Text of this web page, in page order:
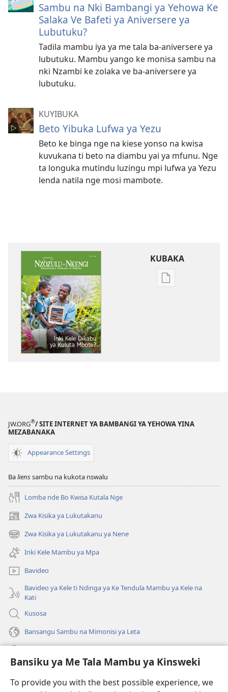
Bansiku ya Me Tala Mambu ya Kinsweki
To provide you with the best possible experience, we
Sambu na Nki Bambangi ya Yehowa Ke
Salaka Ve Bafeti ya Aniversere ya
Lubutuku?
Tadila mambu iya ya me tala ba-aniversere ya
lubutuku. Mambu yango ke monisa sambu na
nki Nzambi ke zolaka ve ba-aniversere ya
lubutuku.
KUYIBUKA
Beto Yibuka Lufwa ya Yezu
Beto ke binga nge na kiese yonso na kwisa
kuvukana ti beto na diambu yai ya mfunu. Nge
ta longuka mutindu luzingu mpi lufwa ya Yezu
lenda natila nge mosi mambote.
KUBAKA
Bisika
JW.ORG®/ SITE INTERNET YA BAMBANGI YA YEHOWA YINA
MEZABANAKA
Appearance Settings
Balienssambu na kukota nswalu
Lomba nde Bo Kwisa Kutala Nge
Zwa Kisika ya Lukutakanu
(ke
kangula
lutiti
ya
mpa)
Zwa Kisika ya Lukutakanu ya Nene
(ke
kangula
lutiti
ya
mpa)
Inki Kele Mambu ya Mpa
Bavideo
Bavideo ya Kele ti Ndinga ya Ke Tendula Mambu ya Kele na
Kati
Kusosa
Bansangu Sambu na Mimonisi ya Leta
(ke
kangula